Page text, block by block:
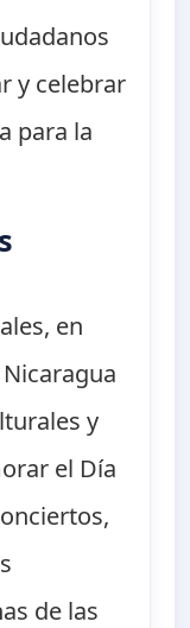
y celebrar
para la
en
y
el Día
de las